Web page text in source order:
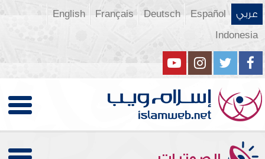
عربي Español
Deutsch
Français
English
Indonesia